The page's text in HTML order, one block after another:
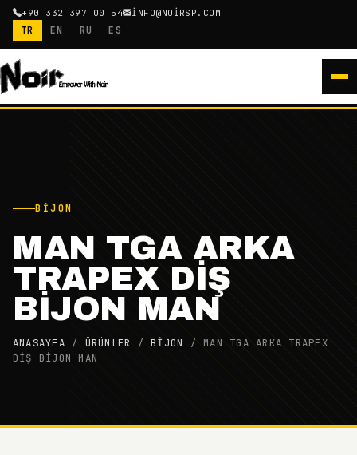
+90 332 397 00 54 INFO@NOIRSP.COM
TR EN RU ES
BIJON
MAN TGA ARKA
TRAPEX DİŞ
BİJON MAN
ANASAYFA / ÜRÜNLER /BIJON / MAN TGA ARKA TRAPEX
DİŞ BİJON MAN